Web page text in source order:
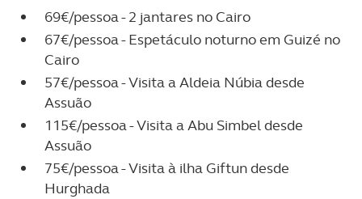
69€/pessoa - 2 jantares no Cairo
67€/pessoa - Espetáculo noturno em Guizé no
Cairo
57€/pessoa - Visita a Aldeia Núbia desde
Assuão
115€/pessoa - Visita a Abu Simbel desde
Assuão
75€/pessoa - Visita à ilha Giftun desde
Hurghada